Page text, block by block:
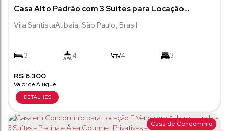
Casa Alto Padrão com 3 Suítes para Locação
Condomínio Jardim Seriema
R$ 6.300
Vila SantistaAtibaia, São Paulo, Brasil
3 4 4 3
450m²
Casa de Condomínio